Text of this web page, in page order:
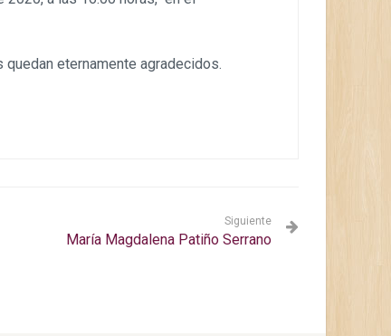
eternamente agradecidos.
Siguiente
María Magdalena Patiño Serrano